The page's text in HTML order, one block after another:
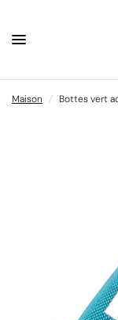
Maison / Bottes vert